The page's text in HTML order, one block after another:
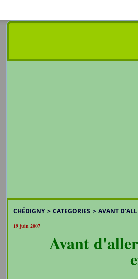
CHÉDIGNY > CATEGORIES > AVANT
19 juin 2007
Avant